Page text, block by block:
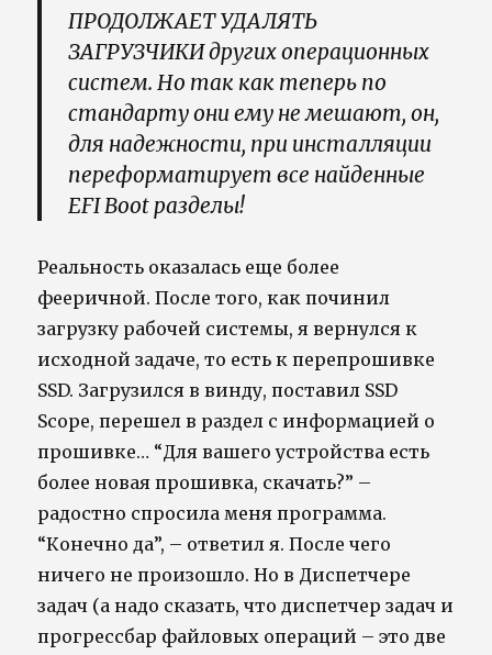
ПРОДОЛЖАЕТ УДАЛЯТЬ
ЗАГРУЗЧИКИ других операционных
систем. Но так как теперь по
стандарту они ему не мешают, он,
для надежности, при инсталляции
переформатирует все найденные
EFI Boot разделы!
Реальность оказалась еще более
фееричной. После того, как починил
загрузку рабочей системы, я вернулся к
исходной задаче, то есть к перепрошивке
SSD. Загрузился в винду, поставил SSD
Scope, перешел в раздел с информацией о
прошивке… “Для вашего устройства есть
более новая прошивка, скачать?” –
радостно спросила меня программа.
“Конечно да”, – ответил я. После чего
ничего не произошло. Но в Диспетчере
задач (а надо сказать, что диспетчер задач и
прогрессбар файловых операций – это две